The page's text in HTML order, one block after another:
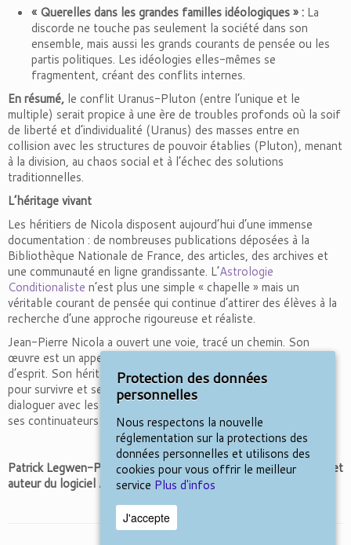
« Querelles dans les grandes familles idéologiques » : La
discorde ne touche pas seulement la société dans son
ensemble, mais aussi les grands courants de pensée ou les
partis politiques. Les idéologies elles-mêmes se
fragmentent, créant des conflits internes.
En résumé, le conflit Uranus-Pluton (entre l’unique et le
multiple) serait propice à une ère de troubles profonds où la soif
de liberté et d’individualité (Uranus) des masses entre en
collision avec les structures de pouvoir établies (Pluton), menant
à la division, au chaos social et à l’échec des solutions
traditionnelles.
L’héritage vivant
Les héritiers de Nicola disposent aujourd’hui d’une immense
documentation : de nombreuses publications déposées à la
Bibliothèque Nationale de France, des articles, des archives et
une communauté en ligne grandissante. L’Astrologie
Conditionaliste n’est plus une simple « chapelle » mais un
véritable courant de pensée qui continue d’attirer des élèves à la
recherche d’une approche rigoureuse et réaliste.
Jean-Pierre Nicola a ouvert une voie, tracé un chemin. Son
œuvre est un appel à la raison, à la curiosité et à l’ouverture
d’esprit. Son héritage est un rappel constant que l’astrologie,
pour survivre et se développer, doit rester connectée au réel et
dialoguer avec les savoirs de son temps. C’est à
ses continuateurs de faire vivre cette promesse.
Patrick Legwen-Phal (enseignant en astrologie conditionaliste
et
auteur du logiciel Azimut35),août 2025
Protection des données
personnelles
Nous respectons la nouvelle
réglementation sur la protections des
données personnelles et utilisons des
cookies pour vous offrir le meilleur
service Plus d'infos
J'accepte